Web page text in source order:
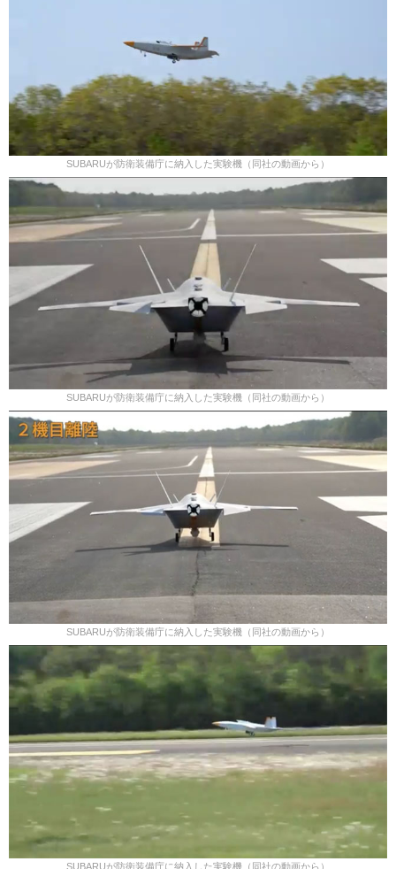
SUBARUが防衛装備庁に納入した実験機（同社の動画から）
SUBARUが防衛装備庁に納入した実験機（同社の動画から）
SUBARUが防衛装備庁に納入した実験機（同社の動画から）
SUBARUが防衛装備庁に納入した実験機（同社の動画から）